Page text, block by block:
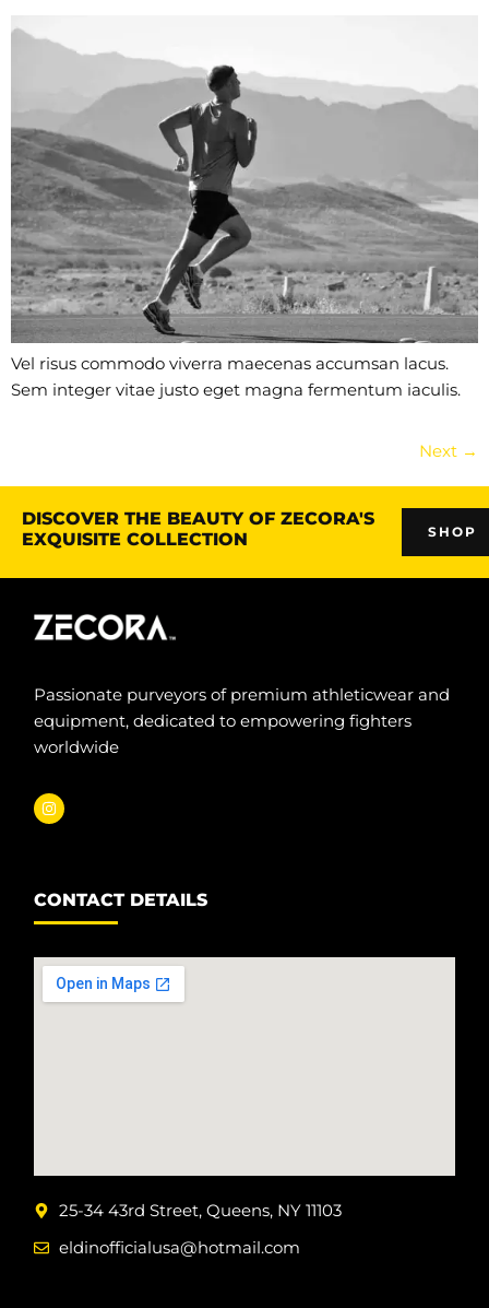
Vel risus commodo viverra maecenas accumsan lacus.
Sem integer vitae justo eget magna fermentum iaculis.
Next →
DISCOVER THE BEAUTY OF ZECORA'S
EXQUISITE COLLECTION
SHOP
Passionate purveyors of premium athleticwear and
equipment, dedicated to empowering fighters
worldwide
CONTACT DETAILS
25-34 43rd Street, Queens, NY 11103
eldinofficialusa@hotmail.com